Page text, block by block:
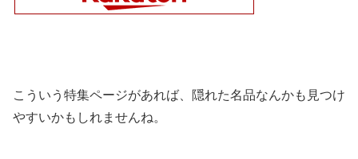
こういう特集ページがあれば、隠れた名品なんかも見つけ
やすいかもしれませんね。